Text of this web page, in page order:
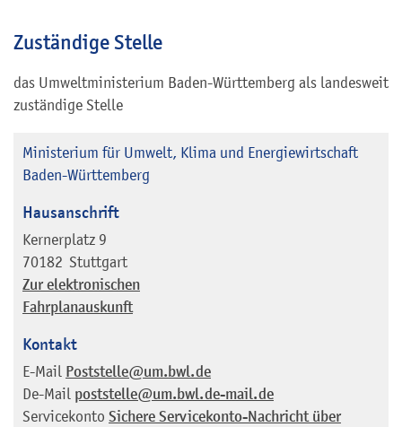
Zuständige Stelle
das Umweltministerium Baden-Württemberg als landesweit
zuständige Stelle
Ministerium für Umwelt, Klima und Energiewirtschaft
Baden-Württemberg
Hausanschrift
Kernerplatz 9
70182 Stuttgart
Zur elektronischen
Fahrplanauskunft
Kontakt
E-Mail Poststelle@um.bwl.de
De-Mail poststelle@um.bwl.de-mail.de
Servicekonto Sichere Servicekonto-Nachricht über